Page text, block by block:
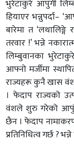
भुरेटाकुरे आपुंगी
हियाएर भन्नुपर्दा–
बारेमा त ‘लथालिङ्गे
तरवार !’ भन्ने
लिम्बुवानका
आफ्नो मर्जीमा
राज्यहरू कुनै खास वंश
। फेदाप राज्यको
वंशले शुरु गरेको आपुंगी
छैन । फेदाप
प्रतिनिधित्व गर्छ ?